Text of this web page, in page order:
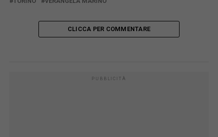
CLICCA PER COMMENTARE
PUBBLICITÀ